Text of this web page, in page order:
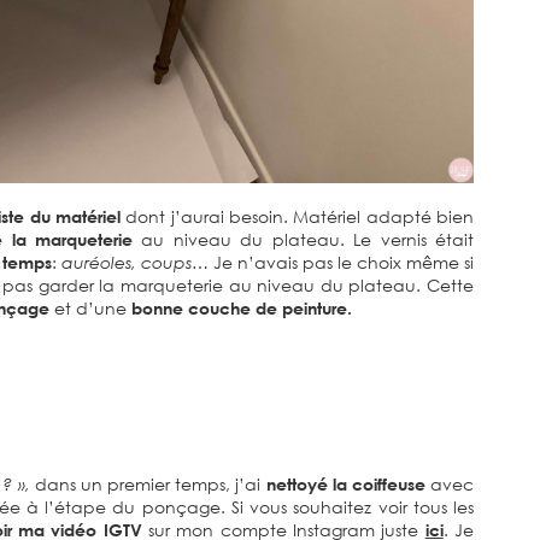
du matérieldont j’aurai besoin. Matériel adapté bien
la marqueterieau niveau du plateau. Le vernis était
: auréoles, coups… Je n’avais pas le choix même si
garder la marqueterie au niveau du plateau. Cette
et d’une bonne couche de peinture.
», dans un premier temps, j’ai nettoyé la coiffeuseavec
à l’étape du ponçage. Si vous souhaitez voir tous les
ma vidéo IGTVsur mon compte Instagram juste ici. Je